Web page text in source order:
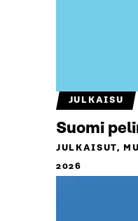
JULKAISU
Suomi
JULKAISUT,
2026